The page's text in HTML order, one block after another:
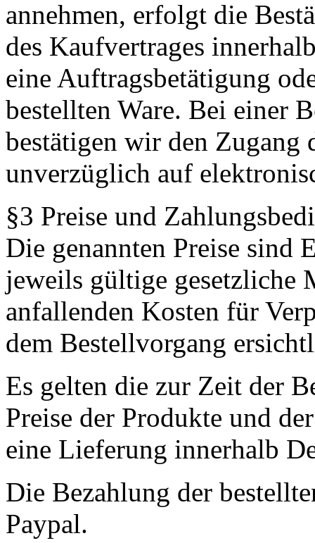
annehmen, erfolgt die
des Kaufvertrages
eine Auftragsbetätigung
bestellten Ware. Bei einer
bestätigen wir den Zugang
unverzüglich auf
§3 Preise und
Die genannten Preise sind
jeweils gültige gesetzliche
anfallenden Kosten für
dem Bestellvorgang
Es gelten die zur Zeit der
Preise der Produkte und
eine Lieferung innerhalb
Die Bezahlung der
Paypal.